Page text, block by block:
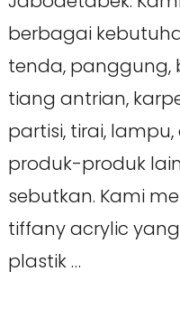
berbagai
tenda, panggung,
tiang antrian,
partisi, tirai,
produk-produk
sebutkan. Kami
tiffany acrylic
plastik …